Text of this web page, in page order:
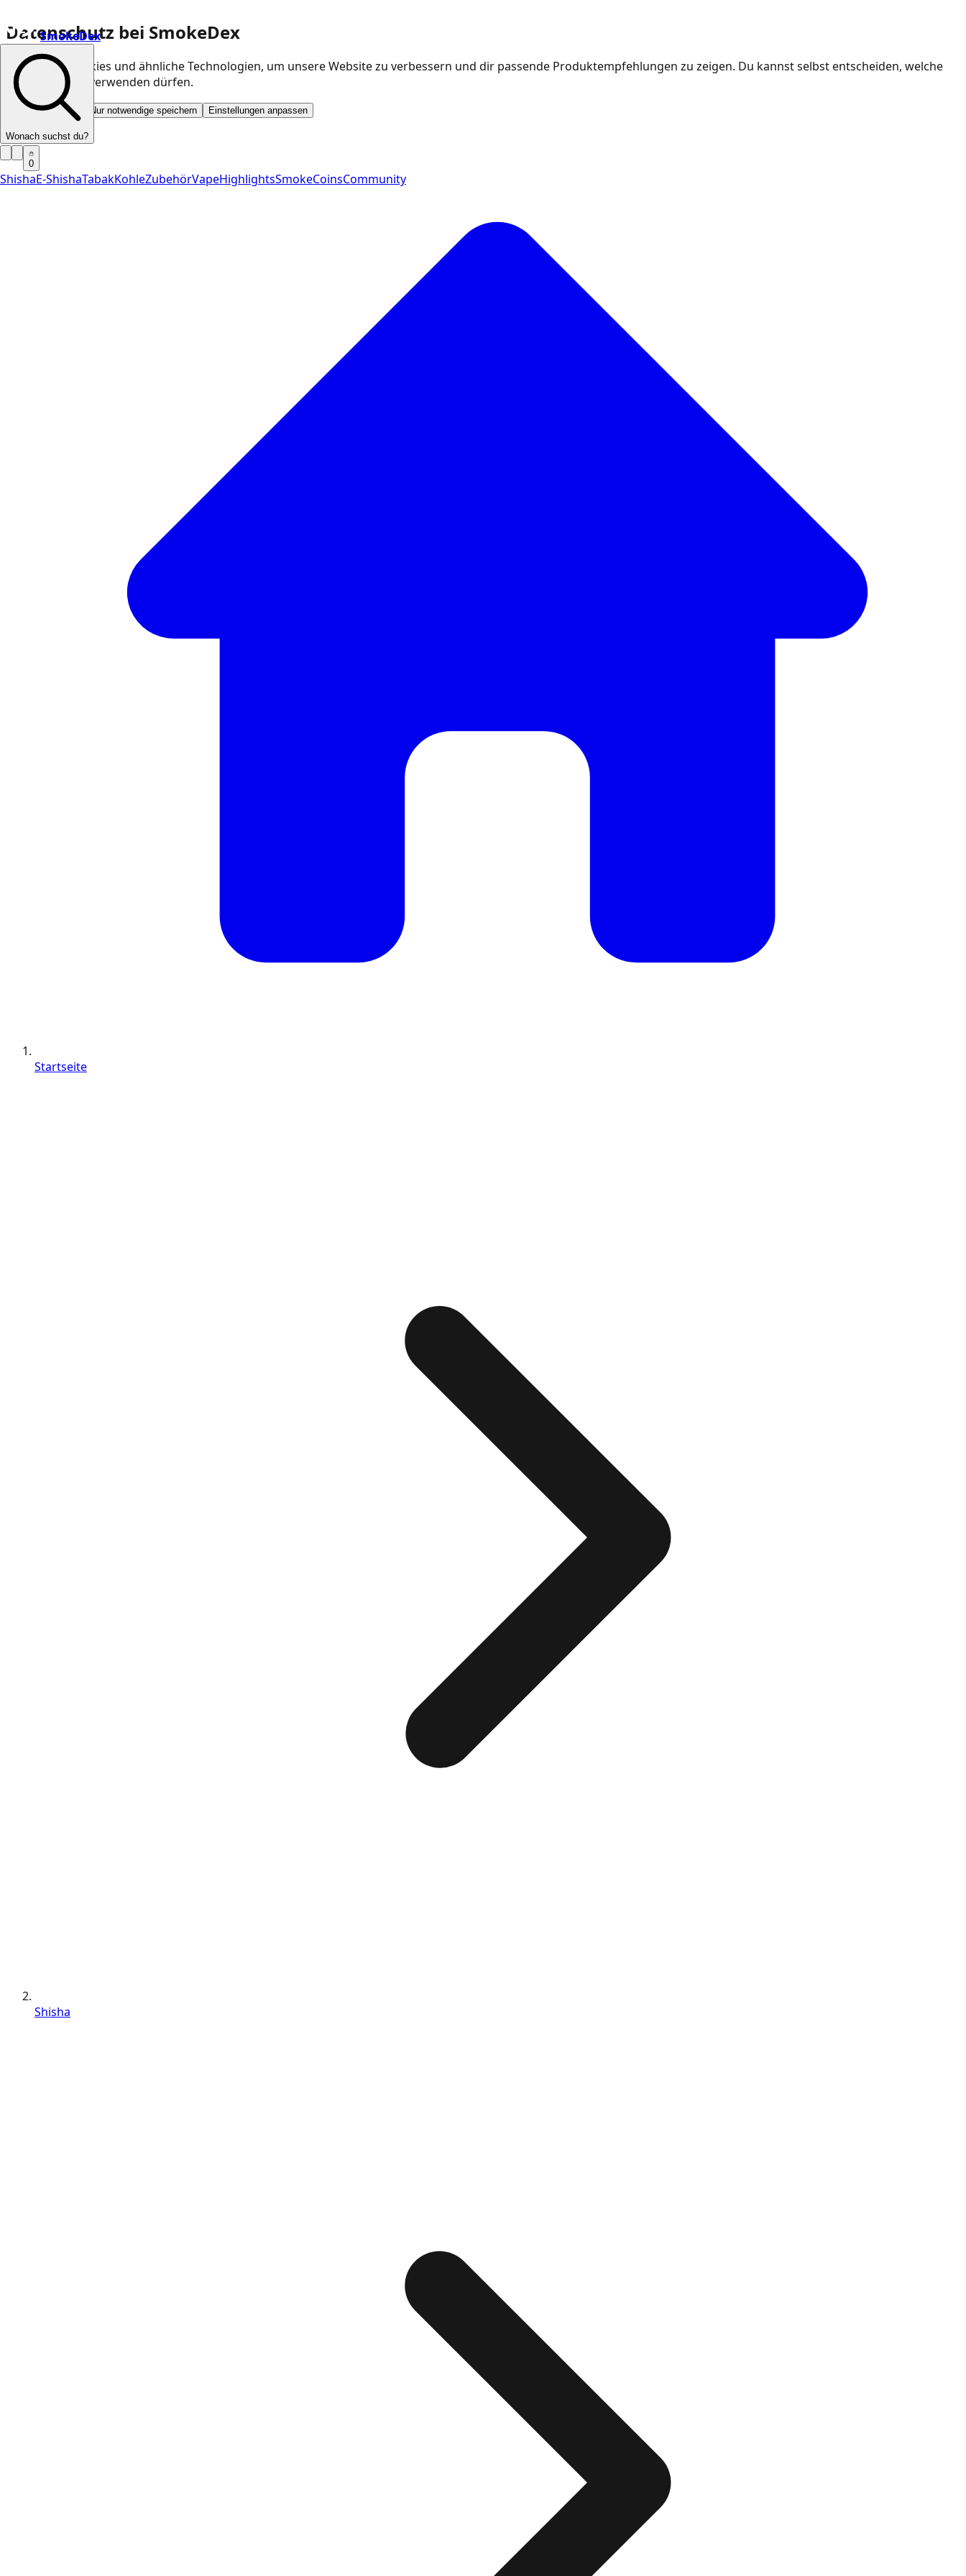
Datenschutz bei SmokeDex
Wir nutzen Cookies und ähnliche Technologien, um unsere Website zu verbessern und dir passende Produktempfehlungen zu zeigen. Du kannst selbst entscheiden, welche
Kategorien wir verwenden dürfen.
Alle akzeptieren Nur notwendige speichern Einstellungen anpassen
SmokeDex
Wonach suchst du?
0
ShishaE-ShishaTabakKohleZubehörVapeHighlightsSmokeCoinsCommunity
Startseite
Shisha